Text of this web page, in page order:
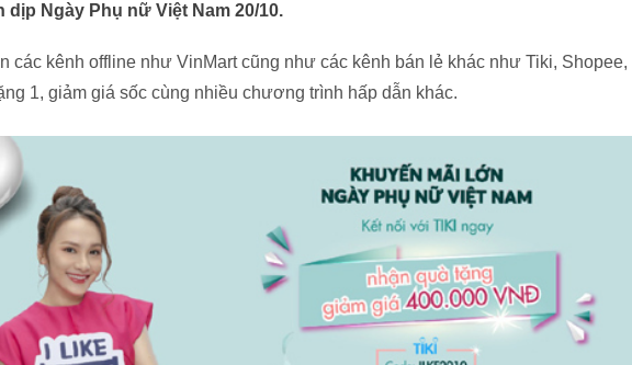
Ngày Phụ nữ Việt Nam 20/10.
các kênh offline như VinMart cũng như các kênh bán lẻ khác như Tiki, Shopee,
1, giảm giá sốc cùng nhiều chương trình hấp dẫn khác.